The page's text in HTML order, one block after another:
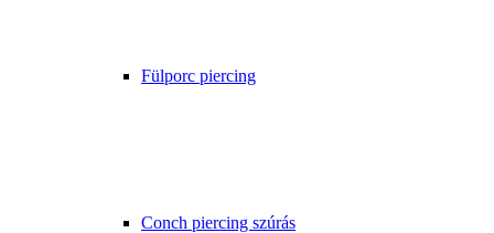
Fülporc piercing
Conch piercing szúrás